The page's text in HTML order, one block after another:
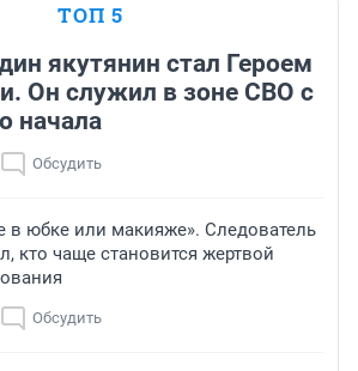
ТОП 5
якутянин стал Героем
Он служил в зоне СВО с
начала
Обсудить
в юбке или макияже». Следователь
кто чаще становится жертвой
Обсудить